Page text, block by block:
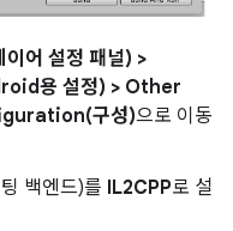
어 설정 패널) >
용 설정) > Other
구성)으로 이동
백엔드)를 IL2CPP로 설